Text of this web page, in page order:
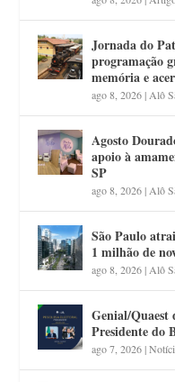
Jornada do
programação
memória e
ago 8, 2026| Alô
Agosto
apoio à
SP
ago 8, 2026| Alô
São Paulo
1 milhão de
ago 8, 2026| Alô
Genial/Quaest
Presidente do
ago 7, 2026|